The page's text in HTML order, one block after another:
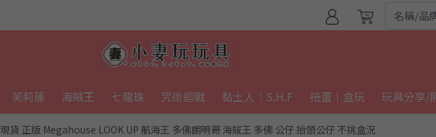
芙莉蓮 海賊王 七龍珠 咒術迴戰 黏土人｜S.H.F 扭蛋｜盒玩 玩具分享/
現貨 正版 Megahouse LOOK UP 航海王 多佛朗明哥 海賊王 多佛 公仔 抬頭公仔 不挑盒況